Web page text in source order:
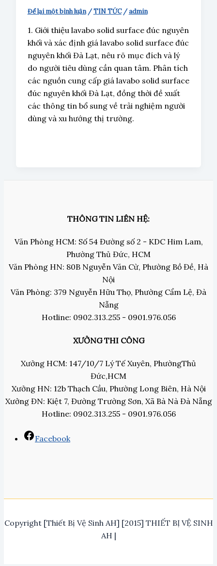
Để lại một bình luận /TIN TỨC/admin
1. Giới thiệu lavabo solid surface đúc nguyên
khối và xác định giá lavabo solid surface đúc
nguyên khối Đà Lạt, nêu rõ mục đích và lý
do người tiêu dùng cần quan tâm. Phân tích
các nguồn cung cấp giá lavabo solid surface
đúc nguyên khối Đà Lạt, đồng thời đề xuất
các thông tin bổ sung về trải nghiệm người
dùng và xu hướng thị trường.
THÔNG TIN LIÊN HỆ:
Văn Phòng HCM: Số 54 Đường số 2 - KDC Him Lam,
Phường Thủ Đức, HCM
Văn Phòng HN: 80B Nguyễn Văn Cừ, Phường Bồ Đề, Hà
Nội
Văn Phòng: 379 Nguyễn Hữu Thọ, Phường Cẩm Lệ, Đà
Nẵng
Hotline: 0902.313.255 - 0901.976.056
XƯỞNG THI CÔNG
Xưởng HCM: 147/10/7 Lý Tế Xuyên, PhườngThủ
Đức,HCM
Xưởng HN: 12b Thạch Cầu, Phường Long Biên, Hà Nội
Xưởng ĐN: Kiệt 7, Đường Trường Sơn, Xã Bà Nà Đà Nẵng
Hotline: 0902.313.255 - 0901.976.056
Facebook
Copyright [Thiết Bị Vệ Sinh AH] [2015] THIẾT BỊ VỆ SINH
AH |